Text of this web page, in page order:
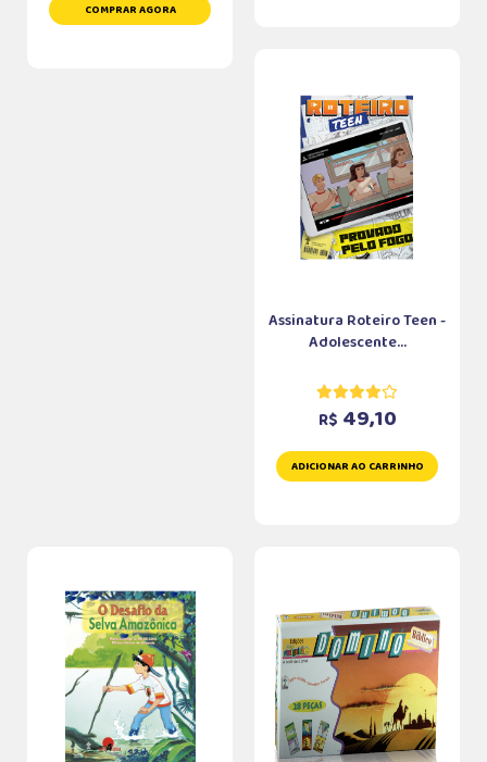
COMPRAR AGORA
Assinatura Roteiro Teen -
Adolescente...
R$ 49,10
ADICIONAR AO CARRINHO